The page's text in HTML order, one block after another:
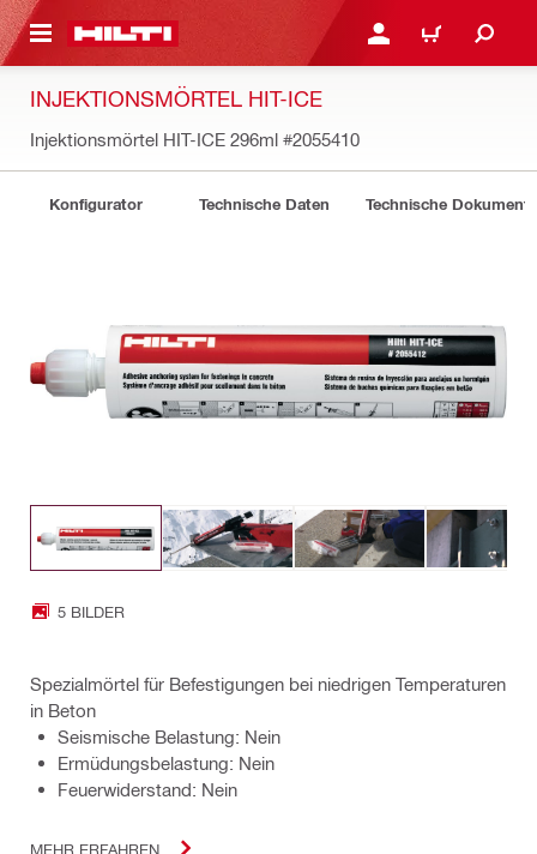
ANMELDEN ODER
WARENKORB
INJEKTIONSMÖRTEL HIT-ICE
Injektionsmörtel HIT-ICE 296ml #2055410
Konfigurator Technische Daten Technische Dokumente
5 BILDER
Spezialmörtel für Befestigungen bei niedrigen Temperaturen
in Beton
Seismische Belastung: Nein
Ermüdungsbelastung: Nein
Feuerwiderstand: Nein
MEHR ERFAHREN